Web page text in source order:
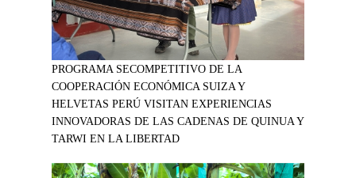
PROGRAMA SECOMPETITIVO DE LA
COOPERACIÓN ECONÓMICA SUIZA Y
HELVETAS PERÚ VISITAN EXPERIENCIAS
INNOVADORAS DE LAS CADENAS DE QUINUA Y
TARWI EN LA LIBERTAD